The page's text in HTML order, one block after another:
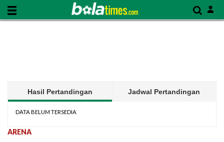
Hasil Pertandingan Jadwal Pertandingan
DATA BELUM TERSEDIA
ARENA